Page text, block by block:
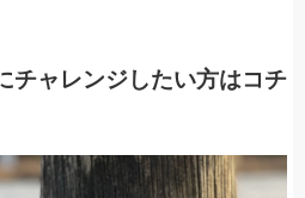
チャレンジしたい方はコチ